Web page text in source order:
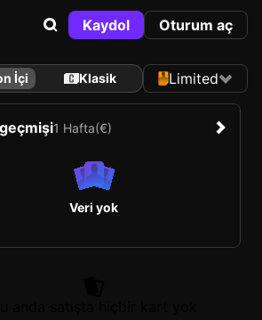
Kaydol Oturum aç
İçi Klasik Limited
1 Hafta(€)
Veri yok